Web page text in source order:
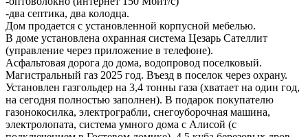
-два септика, два колодца.
Дом продается с установленной корпусной мебелью.
В доме установлена охранная система Цезарь Сателлит
(управление через приложение в телефоне).
Асфальтовая дорога до дома, водопровод поселковый.
Магистральный газ 2025 год. Въезд в поселок через охрану.
Установлен газгольдер на 3,4 тонны газа (хватает на один год,
на сегодня полностью заполнен). В подарок покупателю
газонокосилка, электрограбли, снегоуборочная машина,
электролопата, система умного дома с Алисой (с